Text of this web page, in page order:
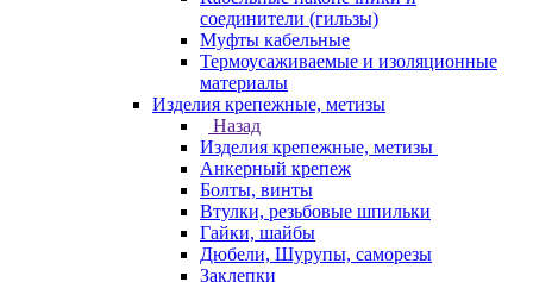
соединители (гильзы)
Муфты кабельные
Термоусаживаемые и изоляционные
материалы
Изделия крепежные, метизы
Назад
Изделия крепежные, метизы
Анкерный крепеж
Болты, винты
Втулки, резьбовые шпильки
Гайки, шайбы
Дюбели, Шурупы, саморезы
Заклепки